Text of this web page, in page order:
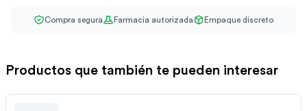
Compra segura Farmacia autorizada Empaque discreto
Productos que también te pueden interesar